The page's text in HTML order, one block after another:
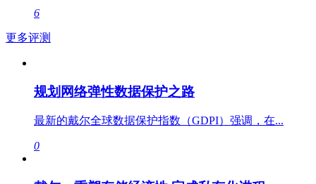
6
更多评测
规划网络弹性数据保护之路
最新的戴尔全球数据保护指数（GDPI）强调，在...
0